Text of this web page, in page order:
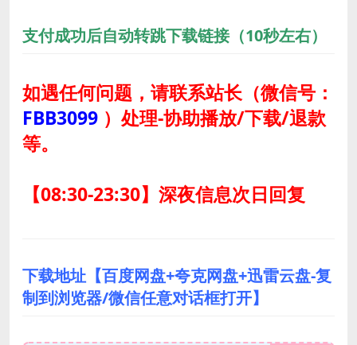
支付成功后自动转跳下载链接（10秒左右）
如遇任何问题，请联系站长（微信号：
FBB3099 ） 处理-协助播放/下载/退款
等。
【08:30-23:30】深夜信息次日回复
下载地址【百度网盘+夸克网盘+迅雷云盘-复
制到浏览器/微信任意对话框打开】